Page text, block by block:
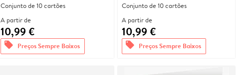
Conjunto de 10 cartões
A partir de
10,99 €
offers Preços Sempre Baixos
Conjunto de 10 cartões
A partir de
10,99 €
offers Preços Sempre Baixos